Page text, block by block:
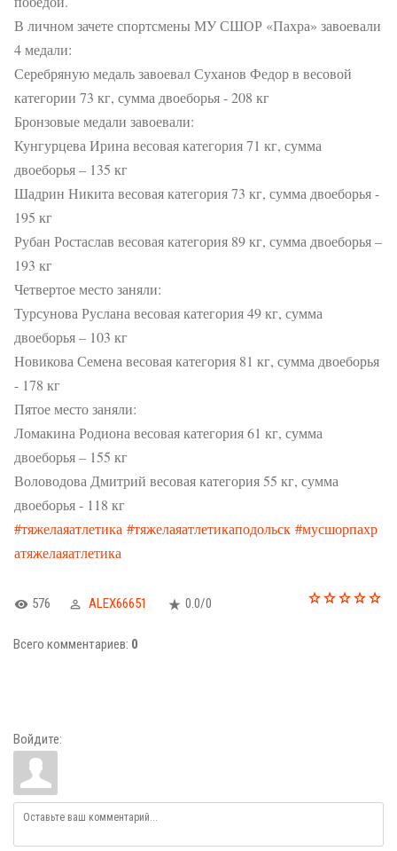
В личном зачете спортсмены МУ СШОР «Пахра» завоевали
4 медали:
Серебряную медаль завоевал Суханов Федор в весовой
категории 73 кг, сумма двоеборья - 208 кг
Бронзовые медали завоевали:
Кунгурцева Ирина весовая категория 71 кг, сумма
двоеборья – 135 кг
Шадрин Никита весовая категория 73 кг, сумма двоеборья -
195 кг
Рубан Ростаслав весовая категория 89 кг, сумма двоеборья –
193 кг
Четвертое место заняли:
Турсунова Руслана весовая категория 49 кг, сумма
двоеборья – 103 кг
Новикова Семена весовая категория 81 кг, сумма двоеборья
- 178 кг
Пятое место заняли:
Ломакина Родиона весовая категория 61 кг, сумма
двоеборья – 155 кг
Воловодова Дмитрий весовая категория 55 кг, сумма
двоеборья - 118 кг
#тяжелаяатлетика #тяжелаяатлетикаподольск #мусшорпахр
атяжелаяатлетика
576 ALEX66651 0.0/0
Всего комментариев: 0
Войдите: